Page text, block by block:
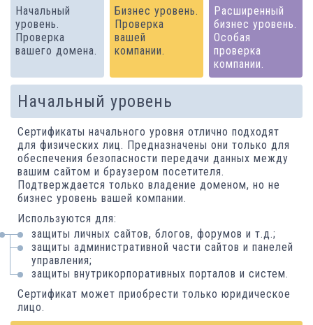
Начальный
уровень.
Проверка
вашего домена.
Бизнес уровень.
Проверка
вашей
компании.
Расширенный
бизнес уровень.
Особая
проверка
компании.
Начальный уровень
Сертификаты начального уровня отлично подходят
для физических лиц. Предназначены они только для
обеспечения безопасности передачи данных между
вашим сайтом и браузером посетителя.
Подтверждается только владение доменом, но не
бизнес уровень вашей компании.
Используются для:
защиты личных сайтов, блогов, форумов и т.д.;
защиты административной части сайтов и панелей
управления;
защиты внутрикорпоративных порталов и систем.
Сертификат может приобрести только юридическое
лицо.